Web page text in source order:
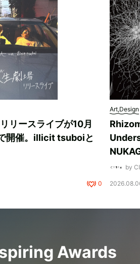
リースライブが10月
開催。illicit tsuboiと
0
Art,Design
by
Awards